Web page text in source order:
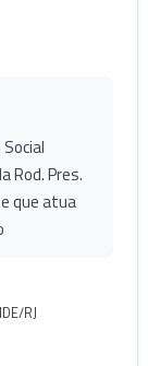
Rod. Pres.
que atua
RJ